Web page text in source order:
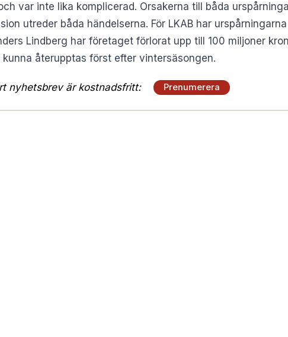
var inte lika komplicerad. Orsakerna till båda
utreder båda händelserna. För LKAB har
Lindberg har företaget förlorat upp till 100 miljoner
återupptas först efter vintersäsongen.
nyhetsbrev är kostnadsfritt: Prenumerera